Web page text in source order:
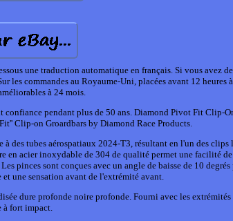
une traduction automatique en français. Si vous avez
commandes au Royaume-Uni, placées avant 12 heures
à 24 mois.
confiance pendant plus de 50 ans. Diamond Pivot Fit Clip-
Clip-on Groardbars by Diamond Race Products.
tubes aérospatiaux 2024-T3, résultant en l'un des clips
en acier inoxydable de 304 de qualité permet une facilité
pinces sont conçues avec un angle de baisse de 10
une sensation avant de l'extrémité avant.
dure profonde noire profonde. Fourni avec les extrémités
à fort impact.